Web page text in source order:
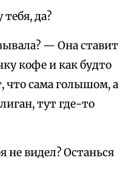
да?
— Она ставит
кофе и как будто
что сама голышом, а
тут где-то
не видел? Останься